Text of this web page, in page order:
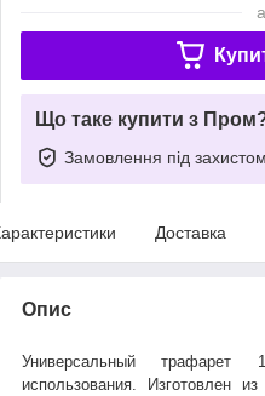
Що таке купити з
Замовлення під захистом
Доставка
Опис
Универсальный трафарет
использования. Изготовлен